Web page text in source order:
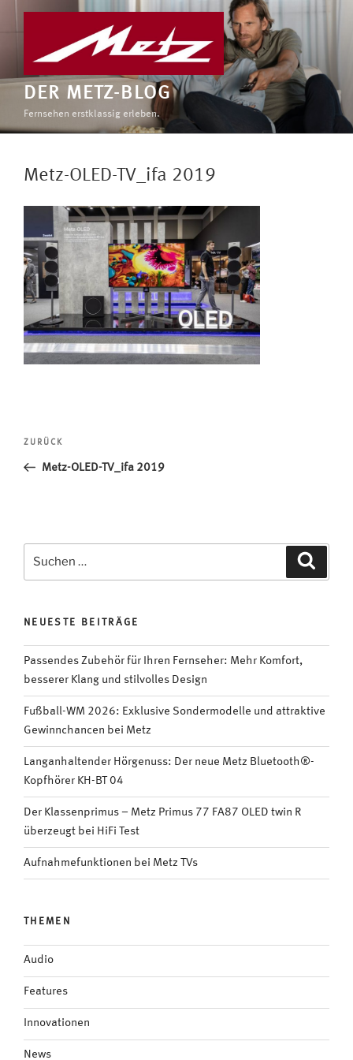
DER METZ-BLOG
Fernsehen erstklassig erleben.
Metz-OLED-TV_ifa 2019
Beitragsnavigation
Vorheriger
Beitrag
ZURÜCK
Metz-OLED-TV_ifa 2019
NEUESTE BEITRÄGE
Passendes Zubehör für Ihren Fernseher: Mehr Komfort,
besserer Klang und stilvolles Design
Fußball-WM 2026: Exklusive Sondermodelle und attraktive
Gewinnchancen bei Metz
Langanhaltender Hörgenuss: Der neue Metz Bluetooth®-
Kopfhörer KH-BT 04
Der Klassenprimus – Metz Primus 77 FA87 OLED twin R
überzeugt bei HiFi Test
Aufnahmefunktionen bei Metz TVs
THEMEN
Audio
Features
Innovationen
News